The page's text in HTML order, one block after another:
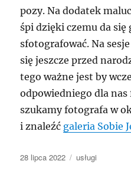
pozy. Na dodatek
śpi dzięki czemu da się
sfotografować. Na
się jeszcze przed
tego ważne jest by
odpowiedniego dla
szukamy fotografa w
i znaleźć galeria Sobie
Data
28 lipca 2022 Kategorie
usługi